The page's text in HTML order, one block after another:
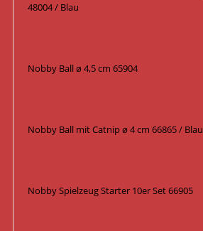
48004 / Blau
Nobby Ball ø 4,5 cm 65904
Nobby Ball mit Catnip ø 4 cm 66865 / Blau
Nobby Spielzeug Starter 10er Set 66905